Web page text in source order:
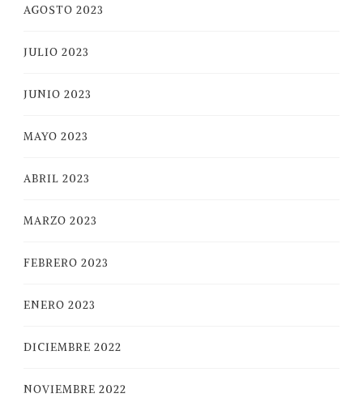
AGOSTO 2023
JULIO 2023
JUNIO 2023
MAYO 2023
ABRIL 2023
MARZO 2023
FEBRERO 2023
ENERO 2023
DICIEMBRE 2022
NOVIEMBRE 2022